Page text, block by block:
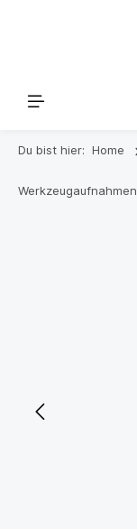
Du bist hier: Home
Werkzeugaufnahmen